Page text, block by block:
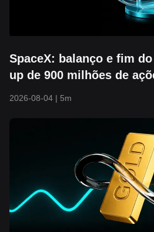
SpaceX: balanço e fim
up de 900 milhões de
2026-08-04 | 5m